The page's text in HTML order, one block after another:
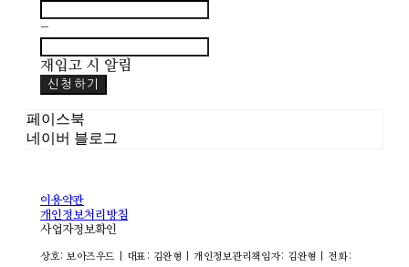
-
재입고 시 알림
신청하기
페이스북
네이버 블로그
이용약관
개인정보처리방침
사업자정보확인
상호: 보아즈우드 | 대표: 김완형 | 개인정보관리책임자: 김완형 | 전화: